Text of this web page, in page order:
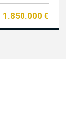
1.850.000 €